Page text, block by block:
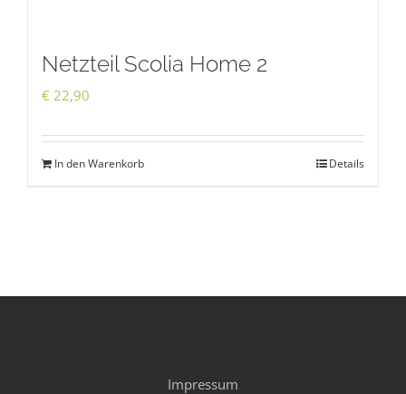
Netzteil Scolia Home 2
€ 22,90
In den Warenkorb Details
Impressum